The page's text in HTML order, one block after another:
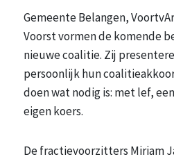
Gemeente Belangen,
Voorst vormen de komende
nieuwe coalitie. Zij
persoonlijk hun
doen wat nodig is: met lef,
eigen koers.
De fractievoorzitters Miriam